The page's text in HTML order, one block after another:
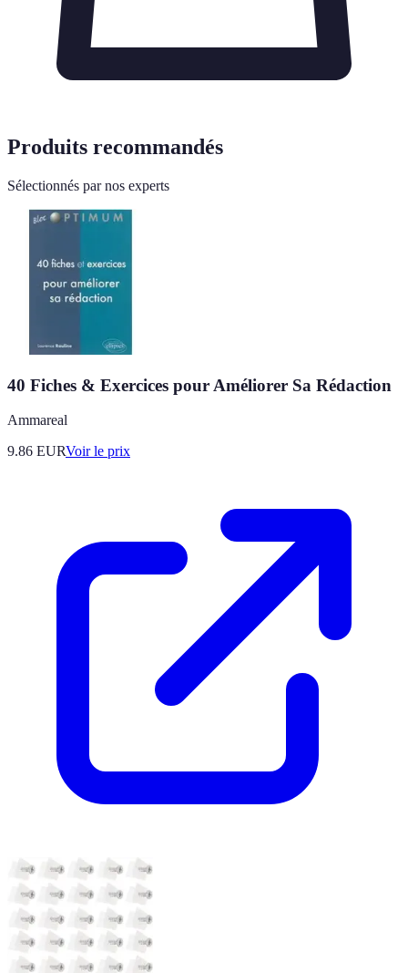
Produits recommandés
Sélectionnés par nos experts
40 Fiches & Exercices pour Améliorer Sa Rédaction
Ammareal
9.86 EURVoir le prix